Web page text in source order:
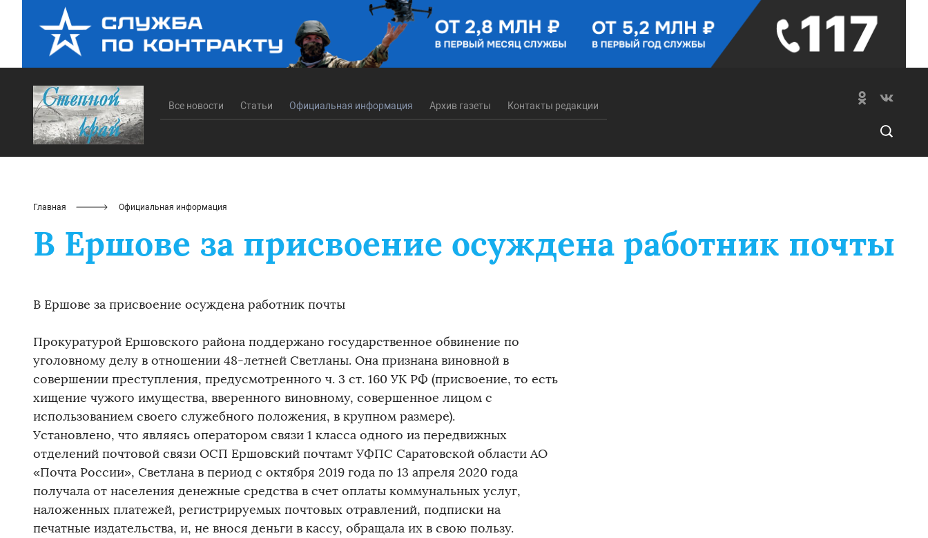
Все новости Статьи Официальная информация Архив газеты Контакты редакции
Главная Официальная информация
В Ершове за присвоение осуждена работник почты
В Ершове за присвоение осуждена работник почты
Прокуратурой Ершовского района поддержано государственное обвинение по
уголовному делу в отношении 48-летней Светланы. Она признана виновной в
совершении преступления, предусмотренного ч. 3 ст. 160 УК РФ (присвоение, то есть
хищение чужого имущества, вверенного виновному, совершенное лицом с
использованием своего служебного положения, в крупном размере).
Установлено, что являясь оператором связи 1 класса одного из передвижных
отделений почтовой связи ОСП Ершовский почтамт УФПС Саратовской области АО
«Почта России», Светлана в период с октября 2019 года по 13 апреля 2020 года
получала от населения денежные средства в счет оплаты коммунальных услуг,
наложенных платежей, регистрируемых почтовых отравлений, подписки на
печатные издательства, и, не внося деньги в кассу, обращала их в свою пользу.